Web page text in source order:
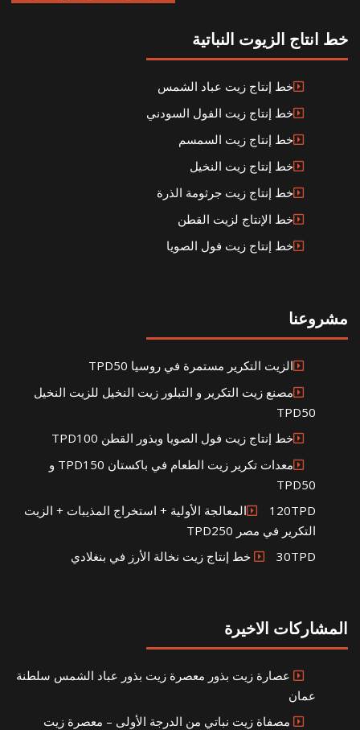
خط انتاج الزيوت النباتية
خط إنتاج زيت عباد الشمس
خط إنتاج زيت الفول السودني
خط إنتاج زيت السمسم
خط إنتاج زيت النخيل
خط إنتاج زيت جرثومة الذرة
خط الإنتاج لزيت القطن
خط إنتاج زيت فول الصويا
مشروعنا
الزيت التكرير مستمرة في روسيا TPD50
مصنع زيت التكرير و التبلور زيت النخيل للزيت النخيل
TPD50
خط إنتاج زيت فول الصويا وبذور القطن TPD100
معدات تكرير زيت الطعام في باكستان TPD150 و
TPD50
120TPDالمعالجة الأولية + استخراج المذيبات + الزيت
التكرير في مصر TPD250
30TPD خط إنتاج زيت نخالة الأرز في بنغلادي
المشاركات الاخيرة
عصارة زيت بذور معصرة زيت بذور عباد الشمس سلطنة
عمان
مصفاة زيت نباتي من الدرجة الأولى – معصرة زيت